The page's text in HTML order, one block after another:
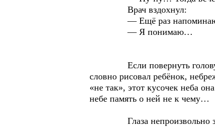
Врач вздохнул:
— Ещё раз напоминаю: в
— Я понимаю…
Если повернуть голову,
словно рисовал ребёнок,
«не так», этот кусочек неба
небе память о ней не к чему…
Глаза непроизвольно